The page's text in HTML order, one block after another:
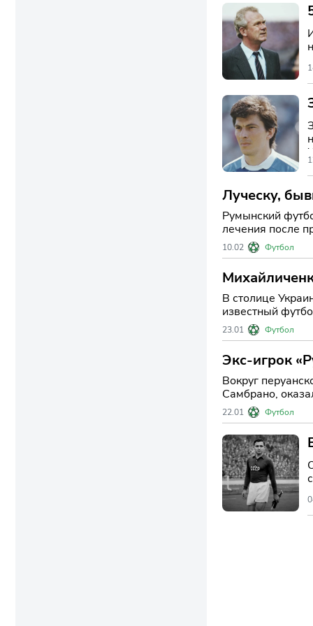
Луческу,
Румынский
лечения после
футбольного
10.02 Футбол
В столице
известный
избиением.
23.01 Футбол
Экс-игрок
СМИ
Вокруг
Самбрано,
Аргентины, что
22.01 Футбол